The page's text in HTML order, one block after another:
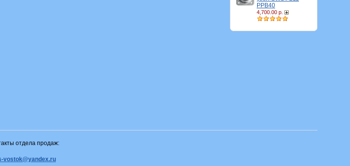
PPB40
4,700.00 р.
отдела продаж:
vostok@yandex.ru